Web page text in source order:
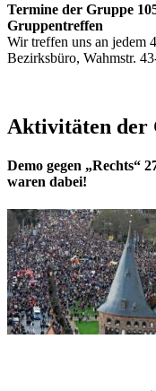
Termine der Gruppe
Gruppentreffen
Wir treffen uns an jedem
Bezirksbüro, Wahmstr.
Aktivitäten der
Demo gegen „Rechts“
waren dabei!